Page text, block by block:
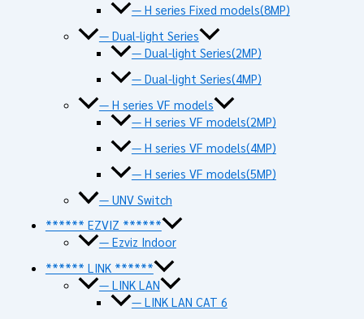
— H series Fixed models(8MP)
— Dual-light Series
— Dual-light Series(2MP)
— Dual-light Series(4MP)
— H series VF models
— H series VF models(2MP)
— H series VF models(4MP)
— H series VF models(5MP)
— UNV Switch
****** EZVIZ ******
— Ezviz Indoor
****** LINK ******
— LINK LAN
— LINK LAN CAT 6